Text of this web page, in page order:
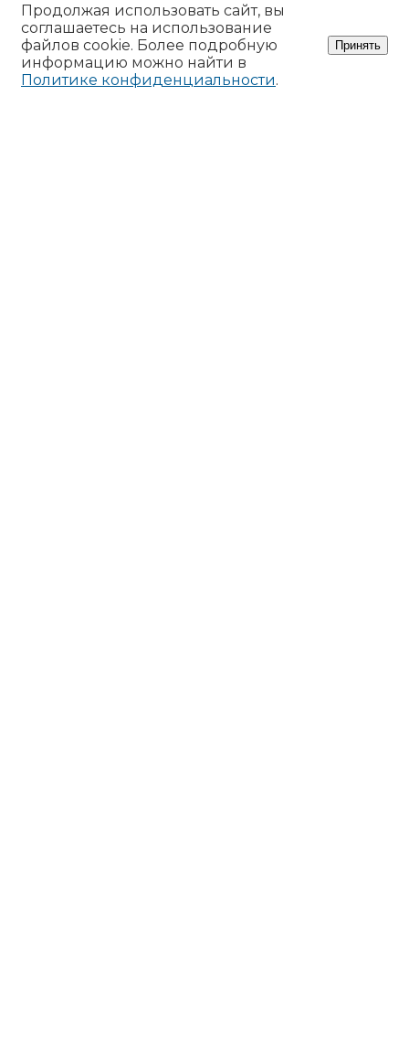
Продолжая использовать сайт, вы
соглашаетесь на использование
файлов cookie. Более подробную
информацию можно найти в
Политике конфиденциальности.
Принять